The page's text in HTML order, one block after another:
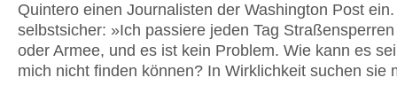
Quintero einen Journalisten der Washington Post
selbstsicher: »Ich passiere jeden Tag
oder Armee, und es ist kein Problem. Wie kann es
mich nicht finden können? In Wirklichkeit suchen sie